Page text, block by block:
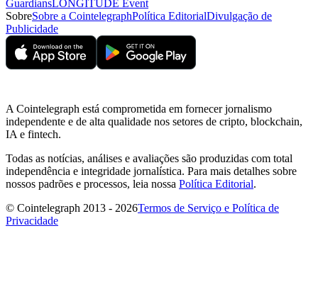
GuardiansLONGITUDE Event
SobreSobre a CointelegraphPolítica EditorialDivulgação de
Publicidade
A Cointelegraph está comprometida em fornecer jornalismo
independente e de alta qualidade nos setores de cripto, blockchain,
IA e fintech.
Todas as notícias, análises e avaliações são produzidas com total
independência e integridade jornalística. Para mais detalhes sobre
nossos padrões e processos, leia nossa Política Editorial.
© Cointelegraph 2013 - 2026Termos de Serviço e Política de
Privacidade